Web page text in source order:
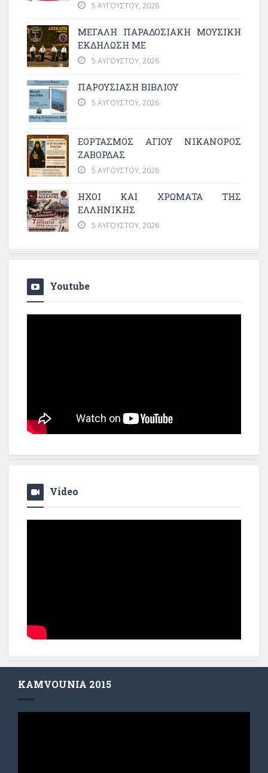
5 ΑΥΓΟΎΣΤΟΥ, 2026
ΜΕΓΆΛΗ ΠΑΡΑΔΟΣΙΑΚΉ ΜΟΥΣΙΚΉ
ΕΚΔΉΛΩΣΗ ΜΕ
5 ΑΥΓΟΎΣΤΟΥ, 2026
ΠΑΡΟΥΣΙΑΣΗ ΒΙΒΛΙΟΥ
5 ΑΥΓΟΎΣΤΟΥ, 2026
ΕΟΡΤΑΣΜΟΣ ΑΓΙΟΥ ΝΙΚΑΝΟΡΟΣ
ΖΑΒΟΡΔΑΣ
5 ΑΥΓΟΎΣΤΟΥ, 2026
ΗΧΟΙ ΚΑΙ ΧΡΩΜΑΤΑ ΤΗΣ
ΕΛΛΗΝΙΚΗΣ
5 ΑΥΓΟΎΣΤΟΥ, 2026
Youtube
Video
KAMVOUNIA 2015